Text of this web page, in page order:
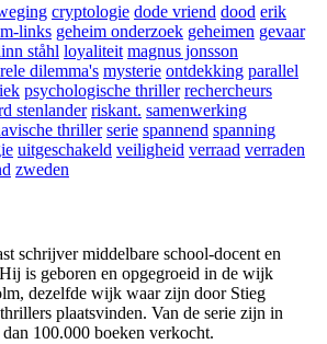
cryptologie dode vriend dood erik
links geheim onderzoek geheimen gevaar
ståhl loyaliteit magnus jonsson
dilemma's mysterie ontdekking parallel
psychologische thriller rechercheurs
stenlander riskant. samenwerking
thriller serie spannend spanning
uitgeschakeld veiligheid verraad verraden
zweden
schrijver middelbare school-docent en
is geboren en opgegroeid in de wijk
dezelfde wijk waar zijn door Stieg
plaatsvinden. Van de serie zijn in
100.000 boeken verkocht.